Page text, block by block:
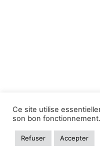
Ce site utilise
son bon fonctionnement.
Refuser Accepter